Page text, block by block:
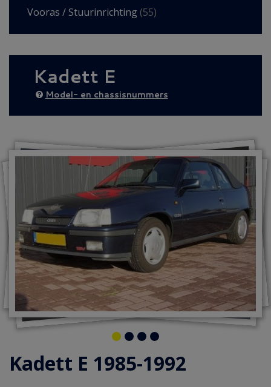
Vooras / Stuurinrichting (55)
Kadett E
Model- en chassisnummers
Kadett E 1985-1992